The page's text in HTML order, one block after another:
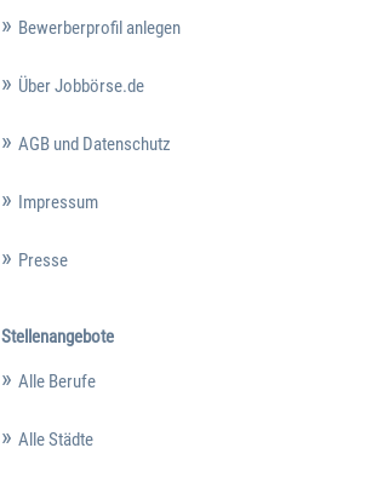
Bewerberprofil anlegen
Über Jobbörse.de
AGB und Datenschutz
Impressum
Presse
Stellenangebote
Alle Berufe
Alle Städte